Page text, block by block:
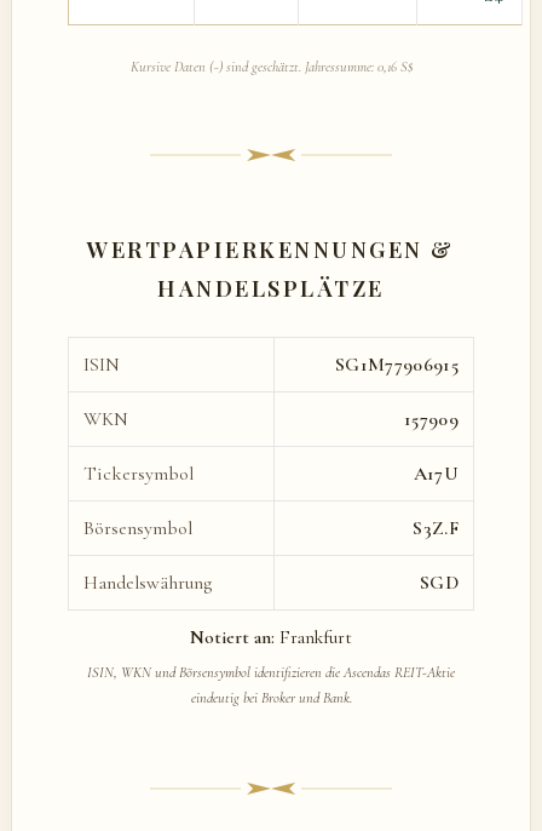
Kursive Daten (~) sind geschätzt. Jahressumme: 0,16 S$
WERTPAPIERKENNUNGEN &
HANDELSPLÄTZE
ISIN SG1M77906915
WKN 157909
Tickersymbol A17U
Börsensymbol S3Z.F
Handelswährung SGD
Notiert an: Frankfurt
ISIN, WKN und Börsensymbol identifizieren die Ascendas REIT-Aktie
eindeutig bei Broker und Bank.